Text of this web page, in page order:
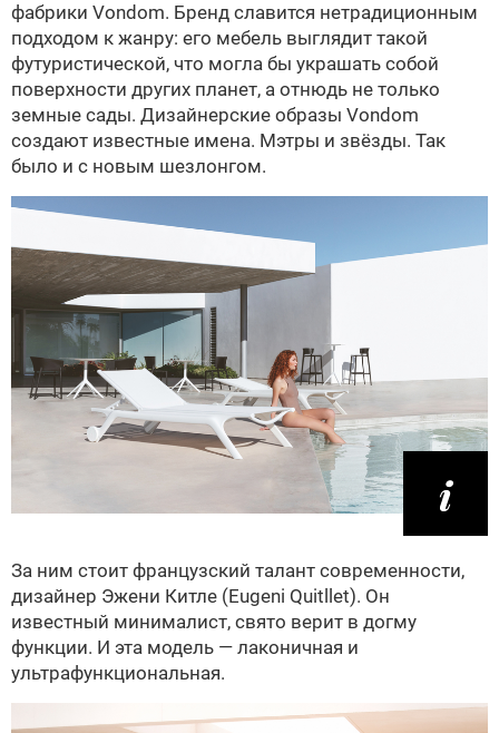
фабрики Vondom. Бренд славится нетрадиционным
подходом к жанру: его мебель выглядит такой
футуристической, что могла бы украшать собой
поверхности других планет, а отнюдь не только
земные сады. Дизайнерские образы Vondom
создают известные имена. Мэтры и звёзды. Так
было и с новым шезлонгом.
За ним стоит французский талант современности,
дизайнер Эжени Китле (Eugeni Quitllet). Он
известный минималист, свято верит в догму
функции. И эта модель — лаконичная и
ультрафункциональная.